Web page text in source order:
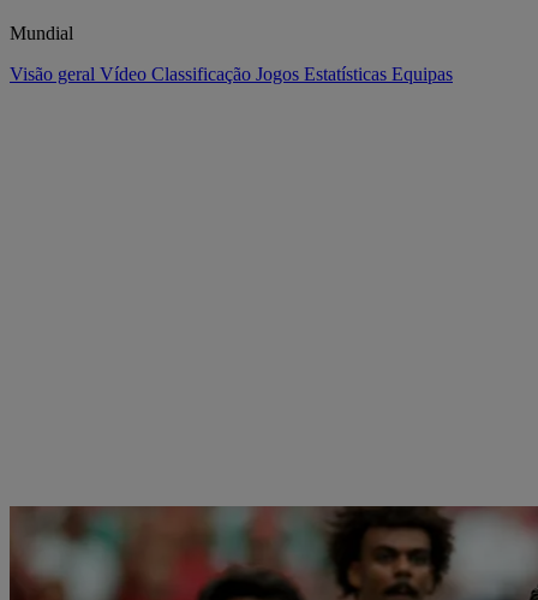
Mundial
Visão geral Vídeo Classificação Jogos Estatísticas Equipas